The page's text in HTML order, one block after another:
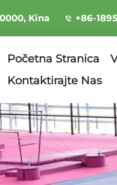
Kina +86-
Početna Stranica
Kontaktirajte Nas